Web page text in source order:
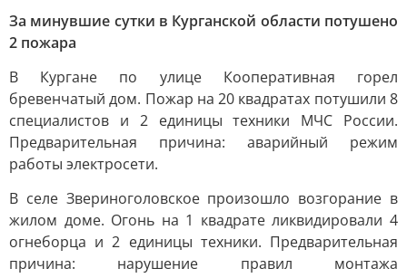
За минувшие сутки в Курганской области потушено
2 пожара
В Кургане по улице Кооперативная горел
бревенчатый дом. Пожар на 20 квадратах потушили 8
специалистов и 2 единицы техники МЧС России.
Предварительная причина: аварийный режим
работы электросети.
В селе Звериноголовское произошло возгорание в
жилом доме. Огонь на 1 квадрате ликвидировали 4
огнеборца и 2 единицы техники. Предварительная
причина: нарушение правил монтажа